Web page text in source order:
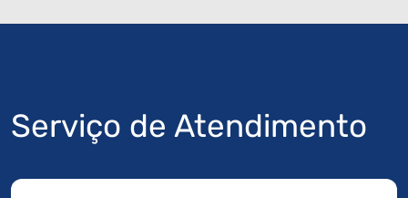
Serviço de Atendimento